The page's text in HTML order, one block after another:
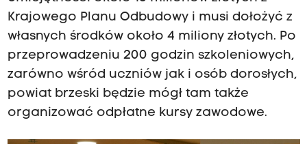
Krajowego Planu Odbudowy i musi dołożyć z
własnych środków około 4 miliony złotych. Po
przeprowadzeniu 200 godzin szkoleniowych,
zarówno wśród uczniów jak i osób dorosłych,
powiat brzeski będzie mógł tam także
organizować odpłatne kursy zawodowe.